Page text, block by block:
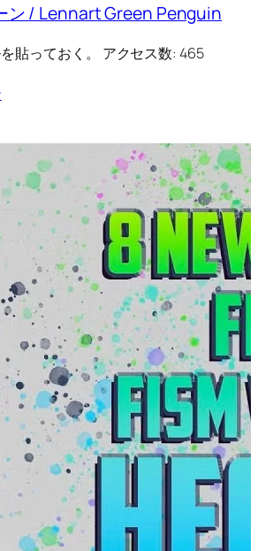
ン / Lennart Green Penguin
貼っておく。 アクセス数: 465